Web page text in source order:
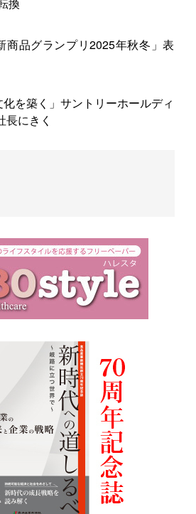
換
商品グランプリ2025年秋冬」表
化を築く」サントリーホールディ
長にきく